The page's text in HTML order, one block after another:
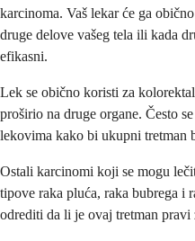
karcinoma. Vaš lekar će ga
druge delove vašeg tela ili kada
efikasni.
Lek se obično koristi za
proširio na druge organe. Često
lekovima kako bi ukupni tretman
Ostali karcinomi koji se mogu
tipove raka pluća, raka bubrega i
odrediti da li je ovaj tretman